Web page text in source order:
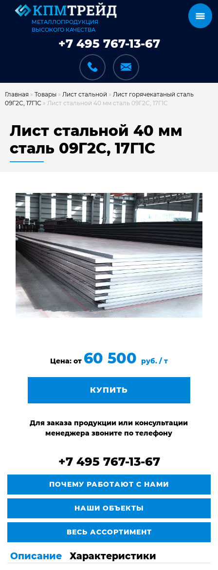
МЕТАЛЛОПРОДУКЦИЯ
ВЫСОКОГО КАЧЕСТВА
+7 495 767-13-67
КАК МЫ РАБОТАЕМ
ДОСТАВКА И ОПЛАТА
НАШИ ОБЪЕКТЫ
ОТЗЫВЫ
О НАС
БЛОГ
КОНТАКТЫ
Главная » Товары » Лист стальной » Лист горячекатаный сталь
09Г2С, 17Г1С » Лист стальной 40 мм сталь 09Г2С, 17Г1С
Лист стальной 40 мм
сталь 09Г2С, 17Г1С
Цена: от 60 500 руб. / т
КУПИТЬ
Для заказа продукции или консультации
менеджера звоните по телефону
+7 495 767-13-67
ПОЧЕМУ РАБОТАЮТ С НАМИ
НАШИ ОБЪЕКТЫ
ВЕСЬ АССОРТИМЕНТ
Описание Характеристики